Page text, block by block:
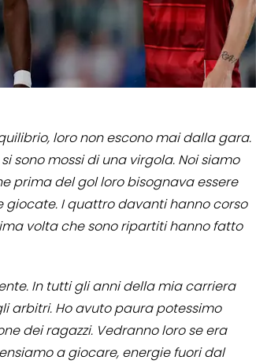
loro non escono mai dalla gara.
sono mossi di una virgola. Noi siamo
prima del gol loro bisognava essere
giocate. I quattro davanti hanno corso
volta che sono ripartiti hanno fatto
In tutti gli anni della mia carriera
arbitri. Ho avuto paura potessimo
dei ragazzi. Vedranno loro se era
a giocare, energie fuori dal